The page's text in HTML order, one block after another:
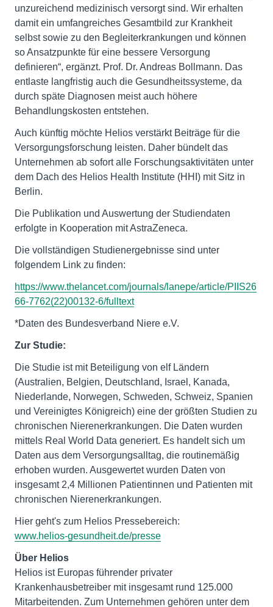
unzureichend medizinisch versorgt sind. Wir erhalten
damit ein umfangreiches Gesamtbild zur Krankheit
selbst sowie zu den Begleiterkrankungen und können
so Ansatzpunkte für eine bessere Versorgung
definieren“, ergänzt. Prof. Dr. Andreas Bollmann. Das
entlaste langfristig auch die Gesundheitssysteme, da
durch späte Diagnosen meist auch höhere
Behandlungskosten entstehen.
Auch künftig möchte Helios verstärkt Beiträge für die
Versorgungsforschung leisten. Daher bündelt das
Unternehmen ab sofort alle Forschungsaktivitäten unter
dem Dach des Helios Health Institute (HHI) mit Sitz in
Berlin.
Die Publikation und Auswertung der Studiendaten
erfolgte in Kooperation mit AstraZeneca.
Die vollständigen Studienergebnisse sind unter
folgendem Link zu finden:
https://www.thelancet.com/journals/lanepe/article/PIIS26
66-7762(22)00132-6/fulltext
*Daten des Bundesverband Niere e.V.
Zur Studie:
Die Studie ist mit Beteiligung von elf Ländern
(Australien, Belgien, Deutschland, Israel, Kanada,
Niederlande, Norwegen, Schweden, Schweiz, Spanien
und Vereinigtes Königreich) eine der größten Studien zu
chronischen Nierenerkrankungen. Die Daten wurden
mittels Real World Data generiert. Es handelt sich um
Daten aus dem Versorgungsalltag, die routinemäßig
erhoben wurden. Ausgewertet wurden Daten von
insgesamt 2,4 Millionen Patientinnen und Patienten mit
chronischen Nierenerkrankungen.
www.helios-gesundheit.de/presse
Über Helios
Helios ist Europas führender privater
Krankenhausbetreiber mit insgesamt rund 125.000
Mitarbeitenden. Zum Unternehmen gehören unter dem